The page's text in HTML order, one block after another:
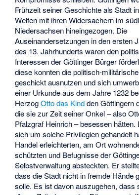
Frühzeit seiner Geschichte als Stadt
Welfen mit ihren Widersachern im
Niedersachsen hineingezogen. Die
Auseinandersetzungen in den ersten
des 13. Jahrhunderts waren den
Interessen der Göttinger Bürger
diese konnten die politisch-
geschickt ausnutzen und sich
einer Urkunde aus dem Jahre 1232
HerzogOtto das Kindden Göttingern
die sie zur Zeit seiner Onkel – also
Pfalzgraf Heinrich – besessen hätten.
sich um solche Privilegien gehandelt
Handel erleichterten, am Ort
schützten und Befugnisse der
Selbstverwaltung absteckten. Er
dass die Stadt nicht in fremde Hände
solle. Es ist davon auszugehen, dass